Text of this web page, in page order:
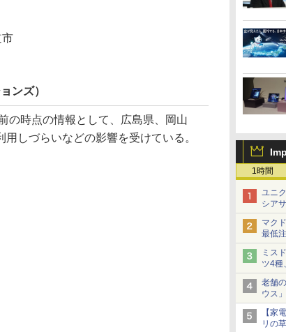
1時間
ユニ
シア
ショ
マク
最低
1,500
ミス
ツ4種
老舗
ウス
化、
る。
【家
リの
ンズ）
の時点の情報として、広島県、岡山
しづらいなどの影響を受けている。